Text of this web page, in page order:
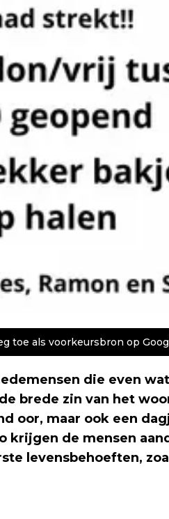
toe als voorkeursbron op
die even
brede zin van het
oor, maar ook een
krijgen de mensen
levensbehoeften,